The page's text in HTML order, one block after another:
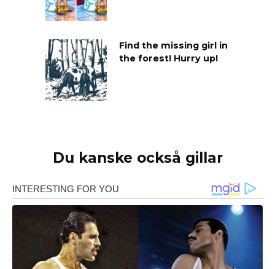
Find the missing girl in
the forest! Hurry up!
Du kanske också gillar